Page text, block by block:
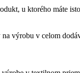
u ktorého máte
výrobu v celom